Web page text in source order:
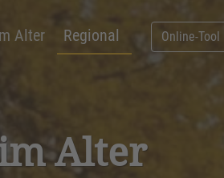
Alter Regional Online-
Alter